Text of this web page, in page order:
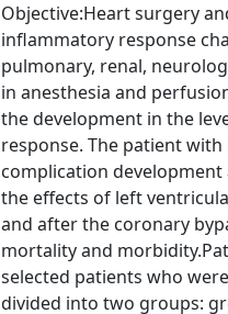
Objective:Heart surgery
inflammatory response
pulmonary, renal,
in anesthesia and
the development in the
response. The patient
complication
the effects of left
and after the coronary
mortality and
selected patients who
divided into two groups: